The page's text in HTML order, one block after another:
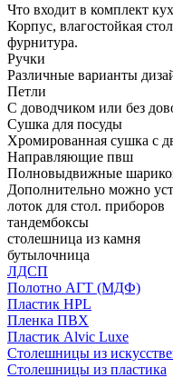
Что входит в комплект
Корпус, влагостойкая
фурнитура.
Ручки
Различные варианты
Петли
С доводчиком или без
Сушка для посуды
Хромированная сушка с
Направляющие пвш
Полновыдвижные
Дополнительно можно
лоток для стол. приборов
тандембоксы
столешница из камня
бутылочница
ЛДСП
Полотно АГТ (МДФ)
Пластик HPL
Пленка ПВХ
Пластик Alvic Luxe
Столешницы из
Столешницы из пластика